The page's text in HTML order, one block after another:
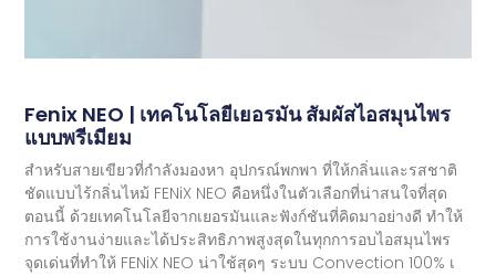
Fenix ​​​​NEO | เทคโนโลยีเยอรมัน สัมผัสไอสมุนไพร
แบบพรีเมียม
สำหรับสายเขียวที่กำลังมองหา อุปกรณ์พกพา ที่ให้กลิ่นและรสชาติ
ชัดแบบไร้กลิ่นไหม้ FENiX NEO คือหนึ่งในตัวเลือกที่น่าสนใจที่สุด
ตอนนี้ ด้วยเทคโนโลยีจากเยอรมันและฟังก์ชันที่คิดมาอย่างดี ทำให้
การใช้งานง่ายและได้ประสิทธิภาพสูงสุดในทุกการอบไอสมุนไพร
จุดเด่นที่ทำให้ FENiX NEO น่าใช้สุดๆ ระบบ Convection 100% เ